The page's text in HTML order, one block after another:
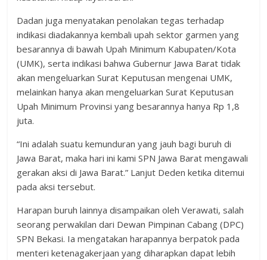
Dadan juga menyatakan penolakan tegas terhadap
indikasi diadakannya kembali upah sektor garmen yang
besarannya di bawah Upah Minimum Kabupaten/Kota
(UMK), serta indikasi bahwa Gubernur Jawa Barat tidak
akan mengeluarkan Surat Keputusan mengenai UMK,
melainkan hanya akan mengeluarkan Surat Keputusan
Upah Minimum Provinsi yang besarannya hanya Rp 1,8
juta.
“Ini adalah suatu kemunduran yang jauh bagi buruh di
Jawa Barat, maka hari ini kami SPN Jawa Barat mengawali
gerakan aksi di Jawa Barat.” Lanjut Deden ketika ditemui
pada aksi tersebut.
Harapan buruh lainnya disampaikan oleh Verawati, salah
seorang perwakilan dari Dewan Pimpinan Cabang (DPC)
SPN Bekasi. Ia mengatakan harapannya berpatok pada
menteri ketenagakerjaan yang diharapkan dapat lebih